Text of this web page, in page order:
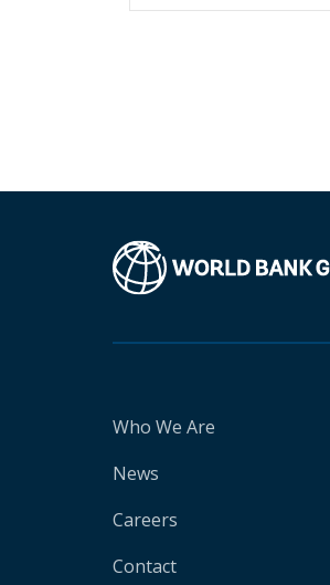
Who We Are
News
Careers
Contact